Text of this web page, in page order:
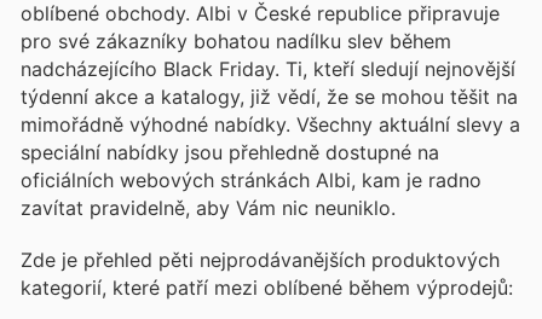
oblíbené obchody. Albi v České republice připravuje
pro své zákazníky bohatou nadílku slev během
nadcházejícího Black Friday. Ti, kteří sledují nejnovější
týdenní akce a katalogy, již vědí, že se mohou těšit na
mimořádně výhodné nabídky. Všechny aktuální slevy a
speciální nabídky jsou přehledně dostupné na
oficiálních webových stránkách Albi, kam je radno
zavítat pravidelně, aby Vám nic neuniklo.
Zde je přehled pěti nejprodávanějších produktových
kategorií, které patří mezi oblíbené během výprodejů: